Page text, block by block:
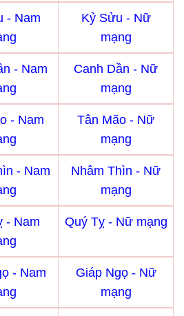
- Nam
Kỷ Sửu - Nữ
mạng
- Nam
Canh Dần - Nữ
mạng
- Nam
Tân Mão - Nữ
mạng
- Nam
Nhâm Thìn - Nữ
mạng
- Nam
Quý Tỵ - Nữ mạng
- Nam
Giáp Ngọ - Nữ
mạng